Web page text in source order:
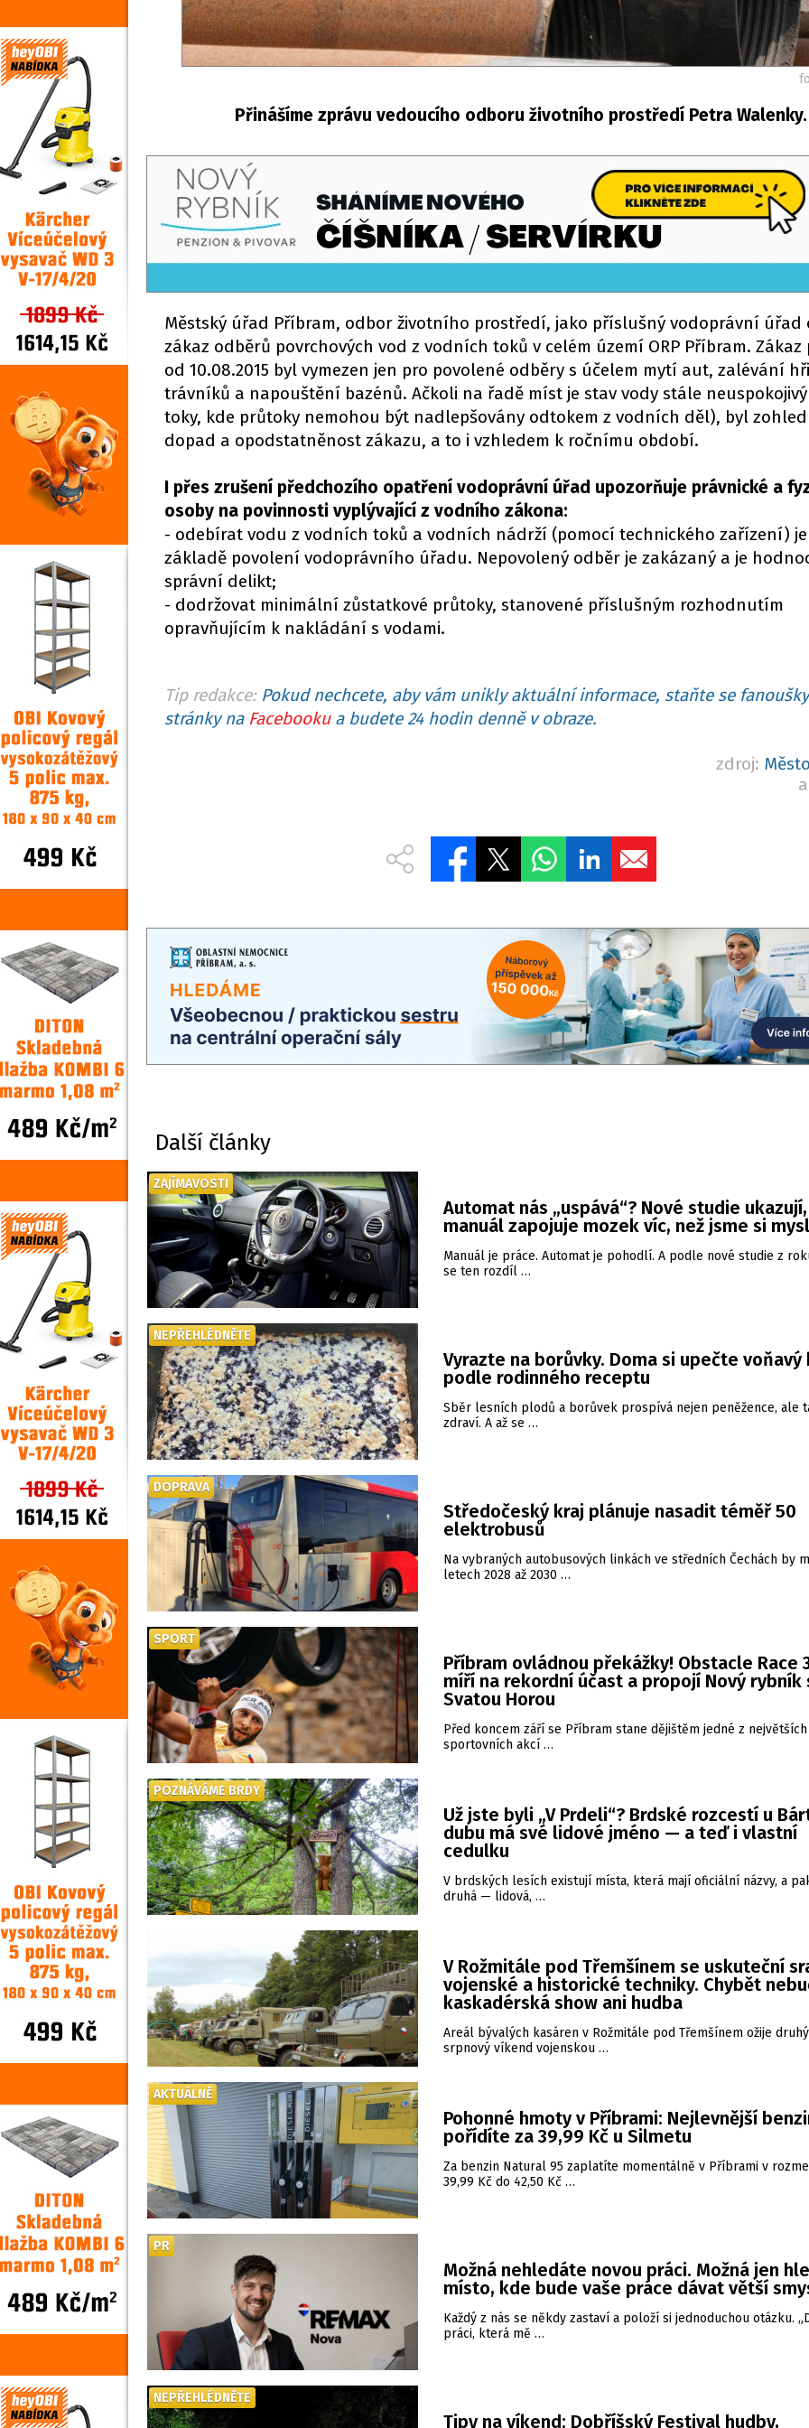
Přinášíme zprávu vedoucího odboru životního prostředí Petra Walenky.
​Městský úřad Příbram, odbor životního prostředí, jako příslušný vodoprávní úřad
zákaz odběrů povrchových vod z vodních toků v celém území ORP Příbram.
od 10.08.2015 byl vymezen jen pro povolené odběry s účelem mytí aut, zalévání
trávníků a napouštění bazénů. Ačkoli na řadě míst je stav vody stále
toky, kde průtoky nemohou být nadlepšovány odtokem z vodních děl), byl
dopad a opodstatněnost zákazu, a to i vzhledem k ročnímu období.
I přes zrušení předchozího opatření vodoprávní úřad upozorňuje právnické a
osoby na povinnosti vyplývající z vodního zákona:
- odebírat vodu z vodních toků a vodních nádrží (pomocí technického zařízení)
základě povolení vodoprávního úřadu. Nepovolený odběr je zakázaný a je
správní delikt;
- dodržovat minimální zůstatkové průtoky, stanovené příslušným rozhodnutím
opravňujícím k nakládání s vodami.
Tip redakce: Pokud nechcete, aby vám unikly aktuální informace, staňte se
stránky na Facebookua budete 24 hodin denně v obraze.
zdroj:
Další články
Automat nás „uspává“? Nové studie
manuál zapojuje mozek víc, než jsme si
Manuál je práce. Automat je pohodlí. A podle nové studie z
se ten rozdíl …
ZAJÍMAVOSTI
Vyrazte na borůvky. Doma si upečte voňavý
podle rodinného receptu
Sběr lesních plodů a borůvek prospívá nejen peněžence, ale
zdraví. A až se …
NEPŘEHLÉDNĚTE
Středočeský kraj plánuje nasadit téměř 50
elektrobusů
Na vybraných autobusových linkách ve středních Čechách by
letech 2028 až 2030 …
DOPRAVA
Příbram ovládnou překážky! Obstacle Race
míří na rekordní účast a propojí Nový rybník
Svatou Horou
Před koncem září se Příbram stane dějištěm jedné z největších
sportovních akcí …
SPORT
Už jste byli „V Prdeli“? Brdské rozcestí u
dubu má své lidové jméno — a teď i vlastní
cedulku
V brdských lesích existují místa, která mají oficiální názvy, a
druhá — lidová, …
POZNÁVÁME BRDY
V Rožmitále pod Třemšínem se uskuteční
vojenské a historické techniky. Chybět
kaskadérská show ani hudba
Areál bývalých kasáren v Rožmitále pod Třemšínem ožije druhý
srpnový víkend vojenskou …
Pohonné hmoty v Příbrami: Nejlevnější
pořídíte za 39,99 Kč u Silmetu
Za benzin Natural 95 zaplatíte momentálně v Příbrami v
39,99 Kč do 42,50 Kč …
AKTUÁLNĚ
Možná nehledáte novou práci. Možná jen
místo, kde bude vaše práce dávat větší
Každý z nás se někdy zastaví a položí si jednoduchou otázku.
práci, která mě …
PR
Tipy na víkend: Dobříšský Festival hudby,
NEPŘEHLÉDNĚTE